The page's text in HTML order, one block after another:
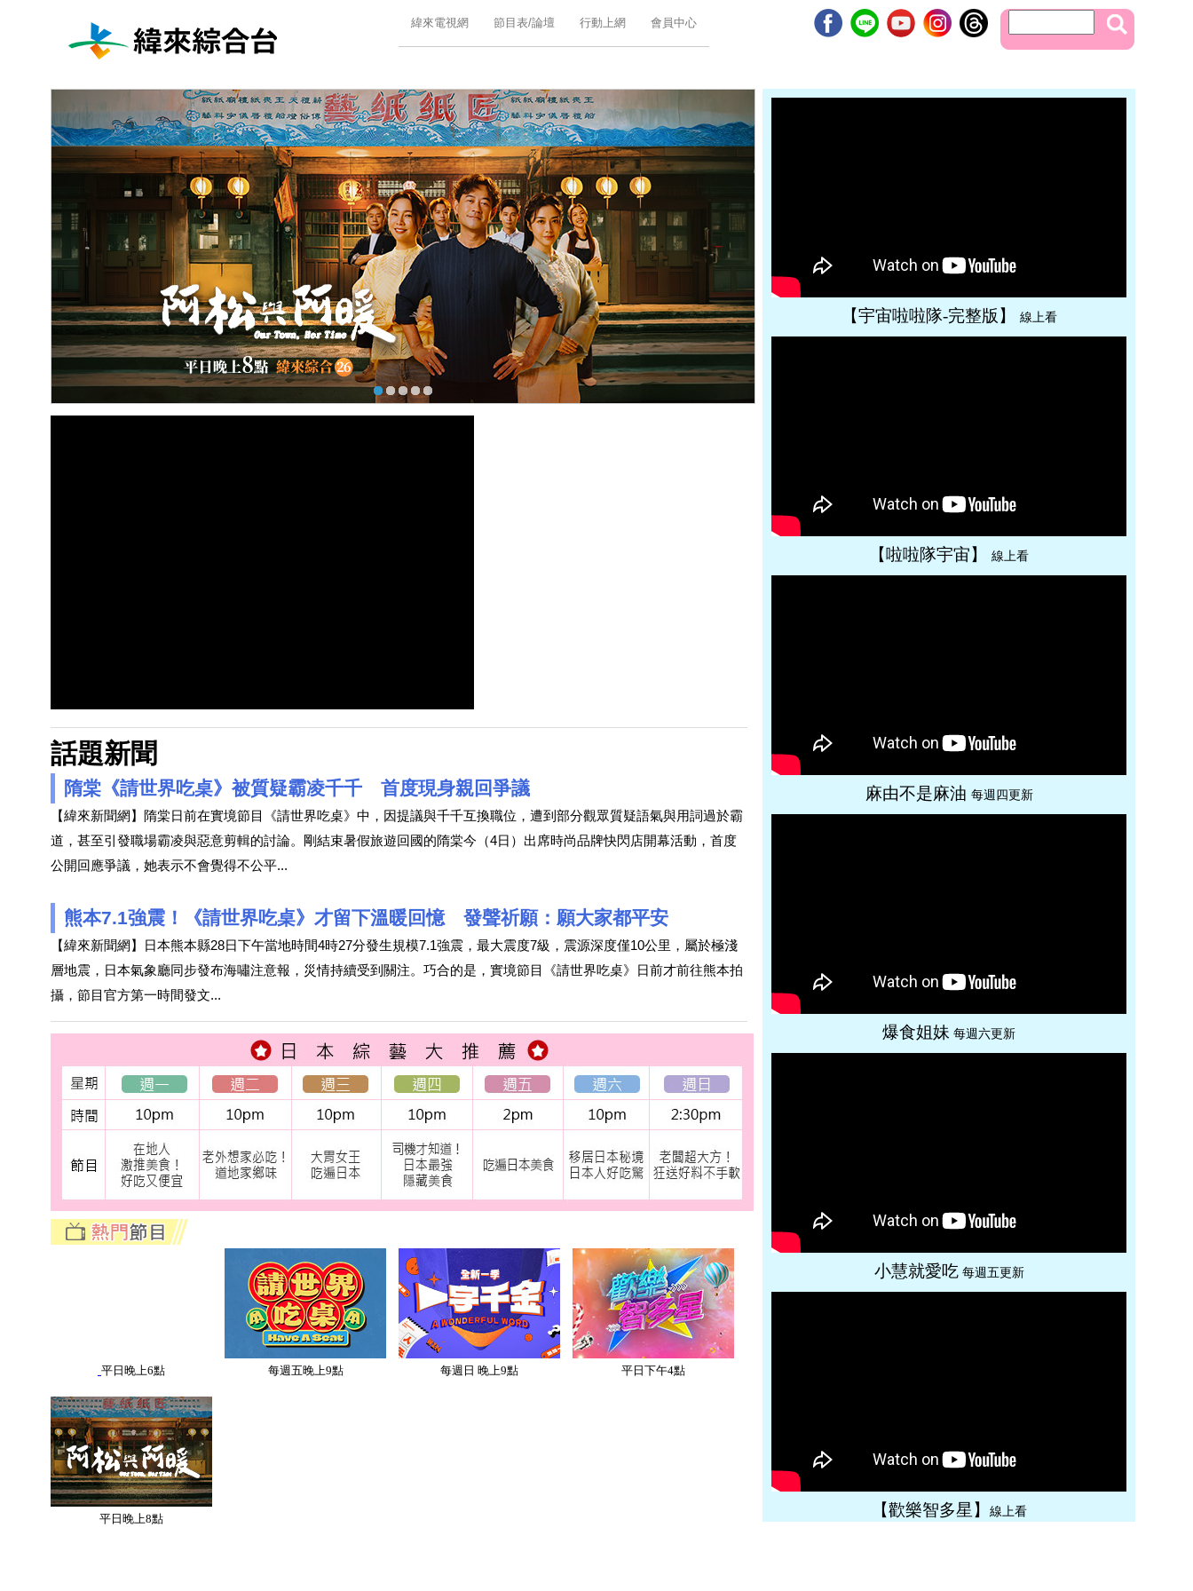
緯來電視網 節目表/論壇 行動上網 會員中心
話題新聞
隋棠《請世界吃桌》被質疑霸凌千千 首度現身親回爭議
【緯來新聞網】隋棠日前在實境節目《請世界吃桌》中，因提議與千千互換職位，遭到部分觀眾質疑語氣與用詞過於霸
道，甚至引發職場霸凌與惡意剪輯的討論。剛結束暑假旅遊回國的隋棠今（4日）出席時尚品牌快閃店開幕活動，首度
公開回應爭議，她表示不會覺得不公平...
熊本7.1強震！《請世界吃桌》才留下溫暖回憶 發聲祈願：願大家都平安
【緯來新聞網】日本熊本縣28日下午當地時間4時27分發生規模7.1強震，最大震度7級，震源深度僅10公里，屬於極淺
層地震，日本氣象廳同步發布海嘯注意報，災情持續受到關注。巧合的是，實境節目《請世界吃桌》日前才前往熊本拍
攝，節目官方第一時間發文...
平日晚上6點 每週五晚上9點 每週日 晚上9點 平日下午4點
平日晚上8點
【宇宙啦啦隊-完整版】 線上看
【啦啦隊宇宙】 線上看
麻由不是麻油 每週四更新
爆食姐妹 每週六更新
小慧就愛吃每週五更新
【歡樂智多星】 線上看